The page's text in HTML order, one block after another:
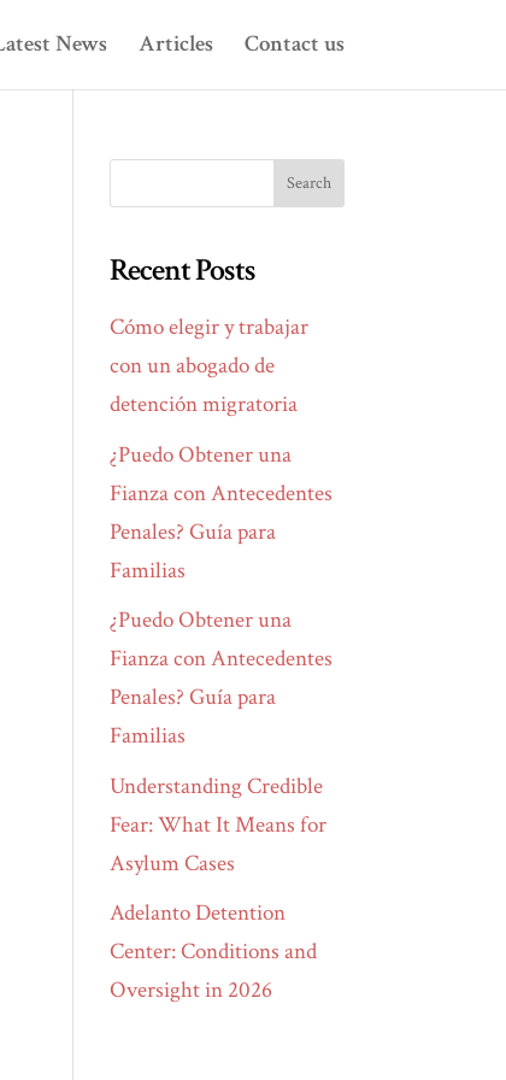
News Articles Contact us
Recent Posts
Cómo elegir y trabajar
con un abogado de
detención migratoria
¿Puedo Obtener una
Fianza con Antecedentes
Penales? Guía para
Familias
¿Puedo Obtener una
Fianza con Antecedentes
Penales? Guía para
Familias
Understanding Credible
Fear: What It Means for
Asylum Cases
Adelanto Detention
Center: Conditions and
Oversight in 2026